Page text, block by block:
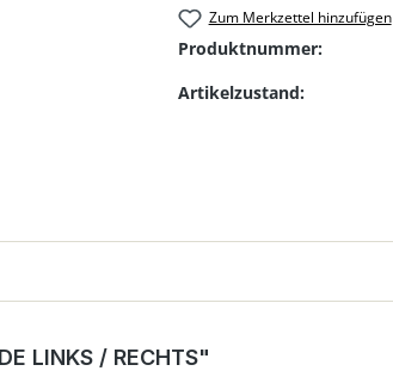
Zum Merkzettel hinzufügen
Produktnummer:
Artikelzustand:
LINKS / RECHTS"